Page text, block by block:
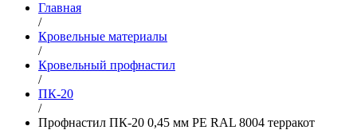
Главная
/
Кровельные материалы
/
Кровельный профнастил
/
ПК-20
/
Профнастил ПК-20 0,45 мм РЕ RAL 8004 терракот